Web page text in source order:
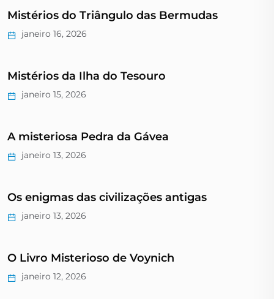
Mistérios do Triângulo das Bermudas
janeiro 16, 2026
Mistérios da Ilha do Tesouro
janeiro 15, 2026
A misteriosa Pedra da Gávea
janeiro 13, 2026
Os enigmas das civilizações antigas
janeiro 13, 2026
O Livro Misterioso de Voynich
janeiro 12, 2026